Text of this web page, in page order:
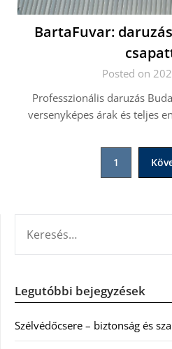
BartaFuvar:
Posted on
Professzionális daruzás
versenyképes árak és teljes
1
Legutóbbi bejegyzések
Szélvédőcsere – biztonság és